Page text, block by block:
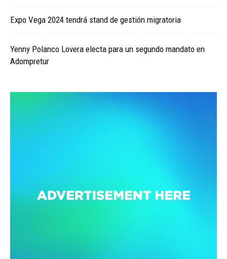
Expo Vega 2024 tendrá stand de gestión migratoria
Yenny Polanco Lovera electa para un segundo mandato en
Adompretur